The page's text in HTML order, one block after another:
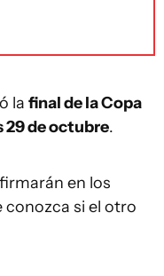
la final de la Copa
29 de octubre.
en los
conozca si el otro